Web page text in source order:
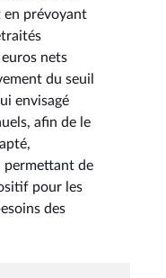
en prévoyant
nets
du seuil
envisagé
afin de le
permettant de
pour les
des